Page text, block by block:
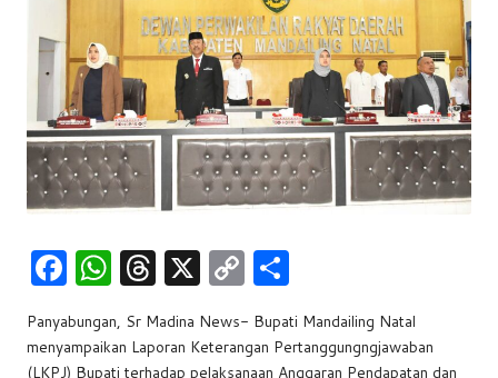
F
a
c
W
h
at
T
hr
e
X C
o
p
h
ar
Panyabungan, Sr Madina News- Bupati Mandailing Natal
menyampaikan Laporan Keterangan Pertanggungngjawaban
(LKPJ) Bupati terhadap pelaksanaan Anggaran Pendapatan dan